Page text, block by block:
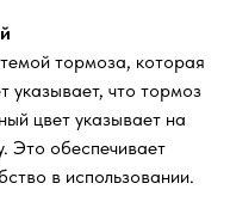
тормоза, которая
указывает, что тормоз
цвет указывает на
Это обеспечивает
в использовании.